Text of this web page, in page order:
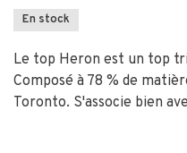
En stock
Le top Heron est un top
Composé à 78 % de
Toronto. S'associe bien